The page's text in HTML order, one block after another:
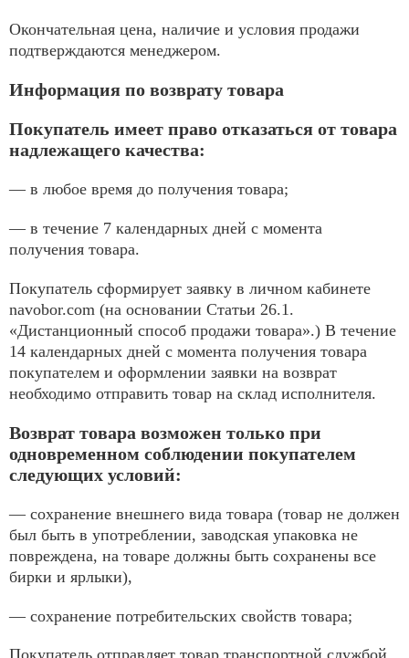
Окончательная цена, наличие и условия продажи
подтверждаются менеджером.
Информация по возврату товара
Покупатель имеет право отказаться от товара
надлежащего качества:
— в любое время до получения товара;
— в течение 7 календарных дней с момента
получения товара.
Покупатель сформирует заявку в личном кабинете
navobor.com (на основании Статьи 26.1.
«Дистанционный способ продажи товара».) В течение
14 календарных дней с момента получения товара
покупателем и оформлении заявки на возврат
необходимо отправить товар на склад исполнителя.
Возврат товара возможен только при
одновременном соблюдении покупателем
следующих условий:
— сохранение внешнего вида товара (товар не должен
был быть в употреблении, заводская упаковка не
повреждена, на товаре должны быть сохранены все
бирки и ярлыки),
— сохранение потребительских свойств товара;
Покупатель отправляет товар транспортной службой